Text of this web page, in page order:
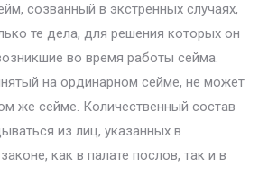
созванный в экстренных случаях,
те дела, для решения которых он
во время работы сейма.
на ординарном сейме, не может
же сейме. Количественный состав
из лиц, указанных в
как в палате послов, так и в